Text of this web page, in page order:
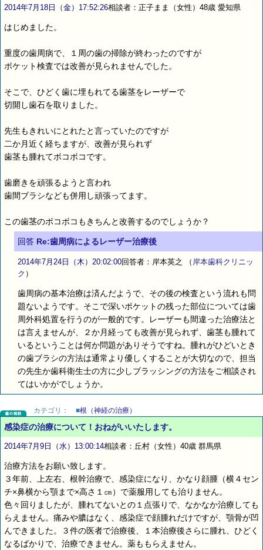
2014年7月18日（金）17:52:26相談者：正子まま（女性）48歳 愛知県
はじめました。
重度の歯周病で、１周の歯の掃除が終わったのですが
ポケット検査では改善が見られませんでした。
そこで、ひどく歯に埋もれてる歯茎をレーザーで
切開し歯石を取りました。
先生もきれいにとれたと言っていたのですが
二か月近く経ちますが、改善が見られず
歯茎も腫れてボコボコです。
歯磨きを頑張るようと言われ
歯間ブラシなども併用し頑張ってます。
この歯茎のボコボコもきちんと改善するのでしょうか？
回答 Re:歯周病によるレーザー治療後
2014年7月24日（木）20:02:00回答者：岸本英之 （ 岸本歯科クリニッ
ク ）
歯周病の基本治療は済んだようで、その後の検査という流れも問
題ないようです。そこで深いポケットの残った部位については歯
周外科処置を行うのが一般的です。レーザーも間違った治療法と
は言えませんが、２か月経っても改善が見られず、歯茎も腫れて
いるということは何か問題がありそうですね。腫れがひどいとき
の歯ブラシの方法は通常より優しくすることが大切なので、担当
の先生か歯科衛生士の方に少しブラッシングの方法をご相談され
てはいかがでしょうか。
カテゴリ： ■根（神経の治療）
感染症の治療について！おねがいいたします。
2014年7月9日（水）13:00:14相談者：丘村（女性）40歳 群馬県
治療方法をお願い致します。
３年前、上左右、根幹治療で、感染症になり、かなり顔腫（横４セン
チ×鼻横から顎まで×高さ１㎝）で薬服用しても治りません。
色々回りましたが、腫れてないとの１点張りで、なかなか治療しても
らえません。痛みや膿はなく、感染症で顔腫れだけですが、顎骨が凹
んできました。３件の医者で治療後、１本治療後さらに腫れ、ひどく
なるばかりで、治療できません。薬ももらえません。